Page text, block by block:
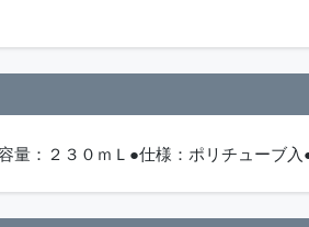
：２３０ｍＬ●仕様：ポリチューブ